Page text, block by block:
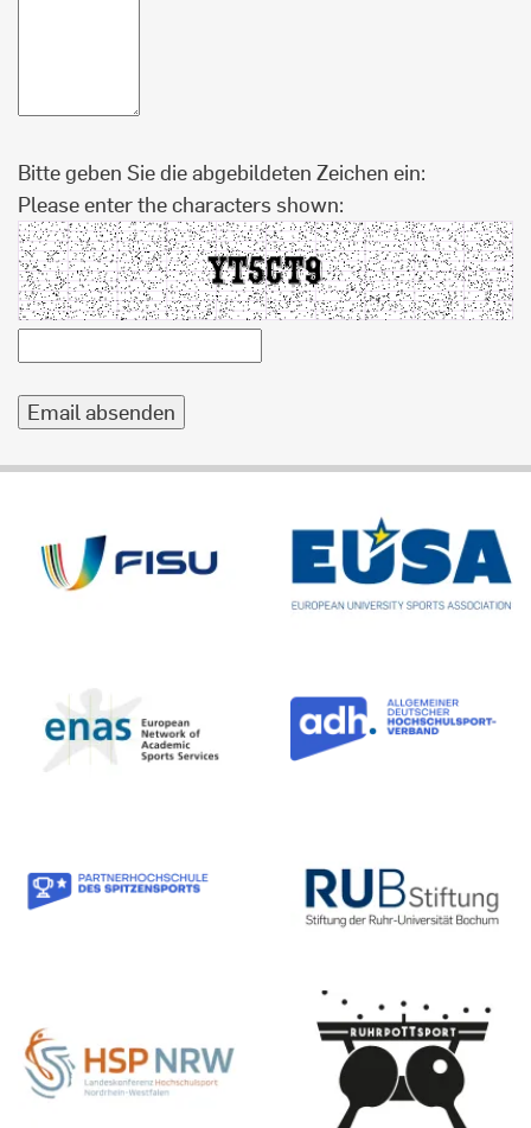
Bitte geben Sie die abgebildeten Zeichen ein:
Please enter the characters shown: